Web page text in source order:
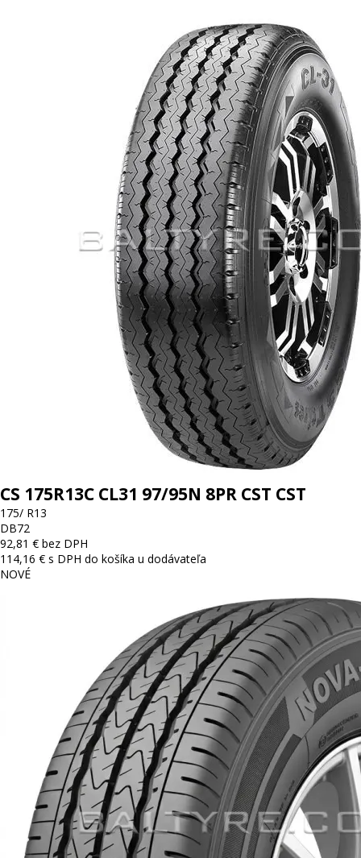
CS 175R13C CL31 97/95N 8PR CST CST
175/ R13
DB72
92,81 € bez DPH
114,16 € s DPH do košíka u dodávateľa
NOVÉ